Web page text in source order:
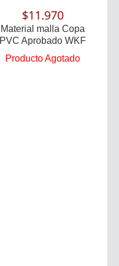
$11.970
Material malla Copa
PVC Aprobado WKF
Producto Agotado